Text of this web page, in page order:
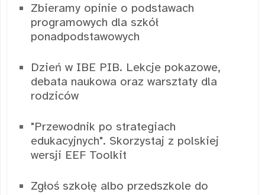
Zbieramy opinie o podstawach
programowych dla szkół
ponadpodstawowych
Dzień w IBE PIB. Lekcje pokazowe,
debata naukowa oraz warsztaty dla
rodziców
"Przewodnik po strategiach
edukacyjnych". Skorzystaj z polskiej
wersji EEF Toolkit
Zgłoś szkołę albo przedszkole do